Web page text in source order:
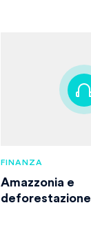
FINANZA
Amazzonia e
deforestazione